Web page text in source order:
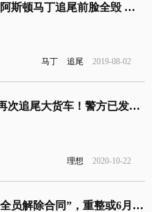
浙江300万阿斯顿马丁追尾前脸全毁 车主被判全责很心疼
马丁 追尾 2019-08-02
理想ONE再次追尾大货车！警方已发通报称理想ONE全责
理想 2020-10-22
华晨雷诺“全员解除合同”，重整或6月份完成